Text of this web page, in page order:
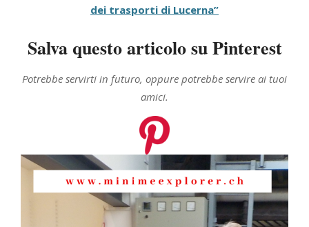
dei trasporti di Lucerna”
Salva questo articolo su Pinterest
Potrebbe servirti in futuro, oppure potrebbe servire ai tuoi
amici.